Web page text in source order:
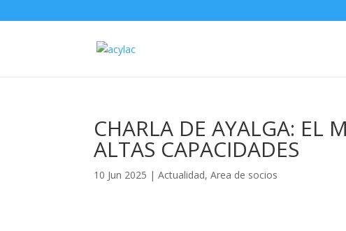
CHARLA DE AYALGA: EL
ALTAS CAPACIDADES
10 Jun 2025 |Actualidad,Area de socios